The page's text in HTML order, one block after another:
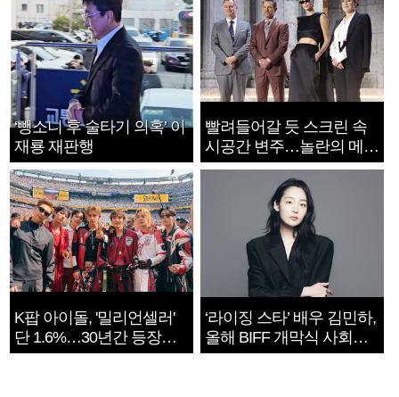
‘뺑소니 후 술타기 의혹’ 이
재룡 재판행
빨려들어갈 듯 스크린 속
시공간 변주…놀란의 메시
지는 ‘전쟁 속죄’
K팝 아이돌, '밀리언셀러'
단 1.6%…30년간 등장
1182개팀 전수조사
‘라이징 스타’ 배우 김민하,
올해 BIFF 개막식 사회자
확정